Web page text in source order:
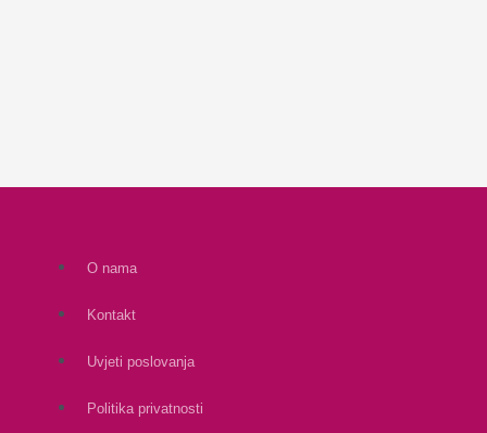
O nama
Kontakt
Uvjeti poslovanja
Politika privatnosti